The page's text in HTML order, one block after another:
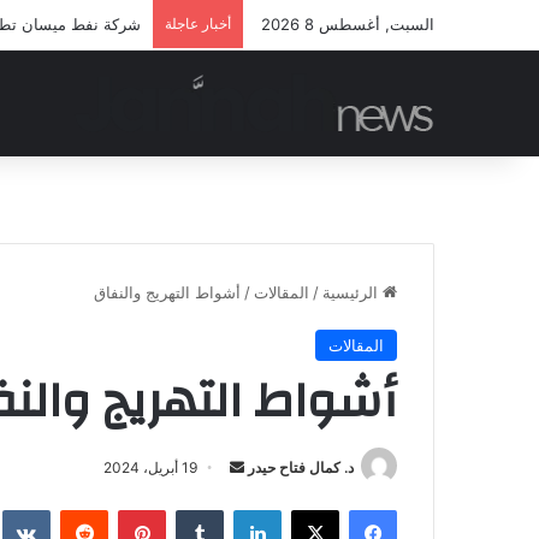
السبت, أغسطس 8 2026 أخبار عاجلة شركة نفط ميسان تطلق
الرئيسية / المقالات / أشواط التهريج والنفاق
المقالات
أشواط التهريج
د. كمال فتاح حيدر
أرسل
إلكترونيا
19 أبريل، 2024
فيسبوك ‫X لينكدإن بينتيريست